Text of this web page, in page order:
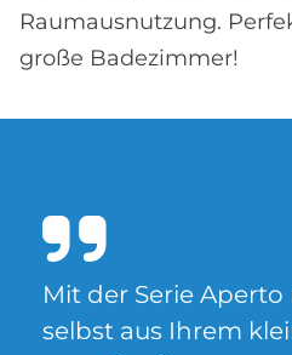
Raumausnutzung.
große Badezimmer!
Mit der Se­rie Aper­to
selbst aus Ih­rem